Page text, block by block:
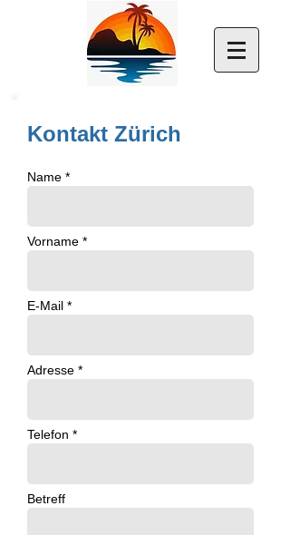
Kontakt Zürich
Name *
Vorname *
E-Mail *
Adresse *
Telefon *
Betreff